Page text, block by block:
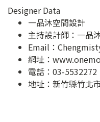
Designer Data
一品沐空間設計
主持設計師：一品
Email：
網址：
電話：03-5532272
地址： 新竹縣竹北